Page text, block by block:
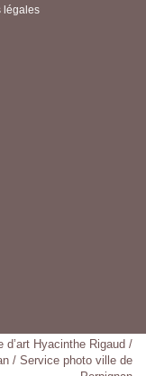
légales
Hyacinthe Rigaud /
/ Service photo ville de